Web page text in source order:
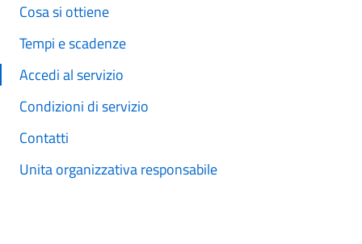
Cosa si ottiene
Tempi e scadenze
Accedi al servizio
Condizioni di servizio
Contatti
Unita organizzativa responsabile